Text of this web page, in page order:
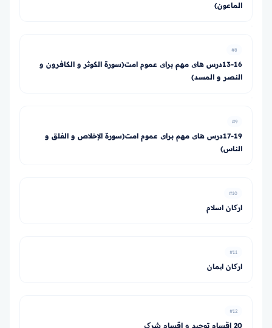
الماعون)
#8
13-16درس های مهم برای عموم امت(سورة الكوثر و الكافرون و
النصر و المسد)
#9
17-19درس های مهم برای عموم امت(سورة الإخلاص و الفلق و
الناس)
#10
ارکان اسلام
#11
ارکان ایمان
#12
20 اقسام توحید و اقسام شرک